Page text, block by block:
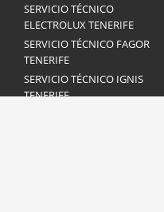
SERVICIO TÉCNICO
ELECTROLUX TENERIFE
SERVICIO TÉCNICO FAGOR
TENERIFE
SERVICIO TÉCNICO IGNIS
TENERIFE